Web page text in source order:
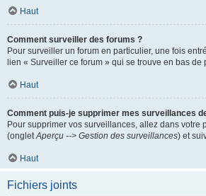
Haut
Comment surveiller des forums ?
Pour surveiller un forum en particulier, une fois
lien « Surveiller ce forum » qui se trouve en bas de
Haut
Comment puis-je supprimer mes surveillances
Pour supprimer vos surveillances, allez dans votre
(ongletAperçu --> Gestion des surveillances) et
Haut
Fichiers joints